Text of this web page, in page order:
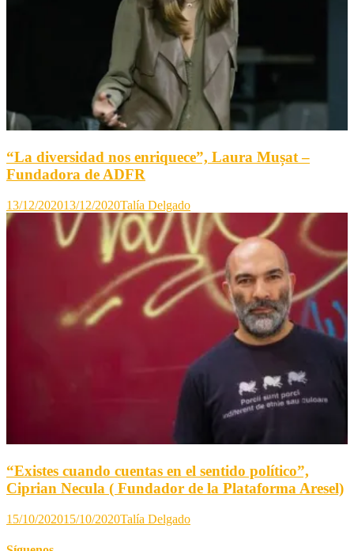
“La diversidad nos enriquece”, Laura Mușat –
Fundadora de ADFR
13/12/202013/12/2020Talía Delgado
“Existes cuando cuentas en el sentido político”,
Ciprian Necula ( Fundador de la Plataforma Aresel)
15/10/202015/10/2020Talía Delgado